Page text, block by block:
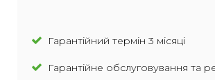
Гарантійний термін 3 місяці
Гарантійне обслуговування та